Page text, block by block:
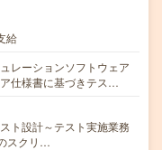
給
レーションソフトウェア
仕様書に基づきテス…
ト設計～テスト実施業務
スクリ…